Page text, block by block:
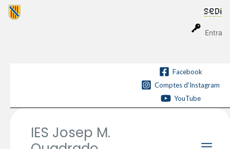
Entra
Vés
Facebook
Comptes d'Instagram
YouTube
IES Josep M.